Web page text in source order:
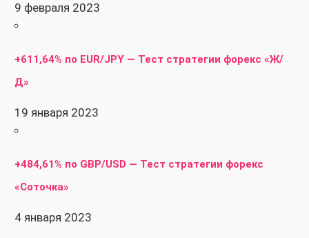
9 февраля 2023
+611,64% по EUR/JPY — Тест стратегии форекс «Ж/
Д»
19 января 2023
+484,61% по GBP/USD — Тест стратегии форекс
«Соточка»
4 января 2023